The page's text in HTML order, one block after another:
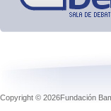
Copyright © 2026Fundación